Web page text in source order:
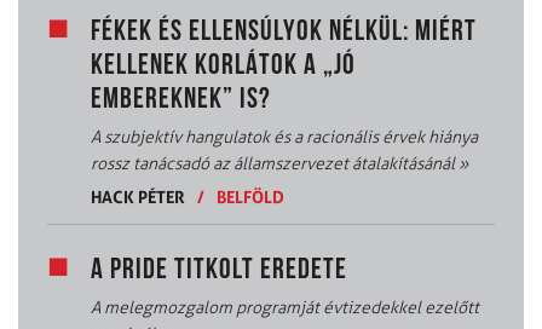
FÉKEK ÉS ELLENSÚLYOK NÉLKÜL: MIÉRT
KELLENEK KORLÁTOK A „JÓ
EMBEREKNEK” IS?
A szubjektív hangulatok és a racionális érvek hiánya
rossz tanácsadó az államszervezet átalakításánál»
HACK PÉTER
/ BELFÖLD
A PRIDE TITKOLT EREDETE
A melegmozgalom programját évtizedekkel ezelőtt